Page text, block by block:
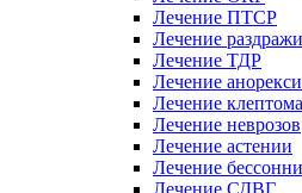
Лечение ПТСР
Лечение
Лечение ТДР
Лечение
Лечение
Лечение неврозов
Лечение астении
Лечение
Лечение СДВГ